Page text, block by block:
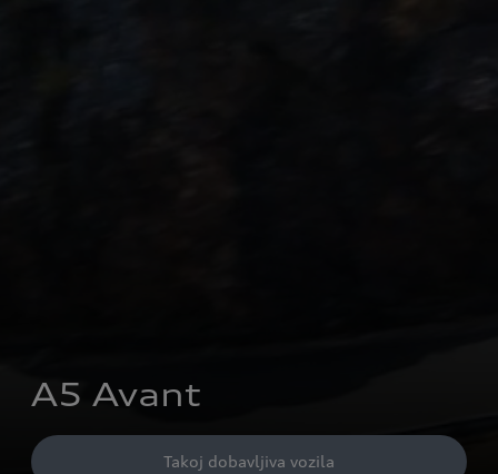
A5 Avant
Takoj dobavljiva vozila